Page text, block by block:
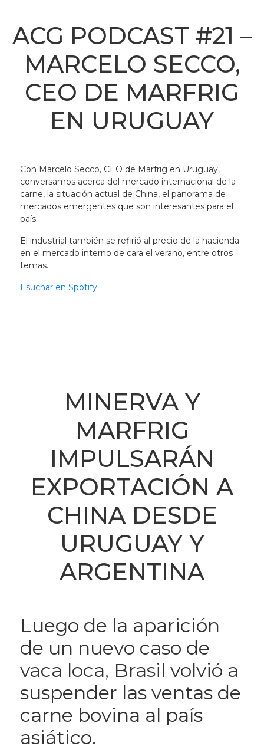
ACG PODCAST #21 –
MARCELO SECCO,
CEO DE MARFRIG
EN URUGUAY
Con Marcelo Secco, CEO de Marfrig en Uruguay,
conversamos acerca del mercado internacional de la
carne, la situación actual de China, el panorama de
mercados emergentes que son interesantes para el
país.
El industrial también se refirió al precio de la hacienda
en el mercado interno de cara el verano, entre otros
temas.
Esuchar en Spotify
MINERVA Y
MARFRIG
IMPULSARÁN
EXPORTACIÓN A
CHINA DESDE
URUGUAY Y
ARGENTINA
Luego de la aparición
de un nuevo caso de
vaca loca, Brasil volvió a
suspender las ventas de
carne bovina al país
asiático.